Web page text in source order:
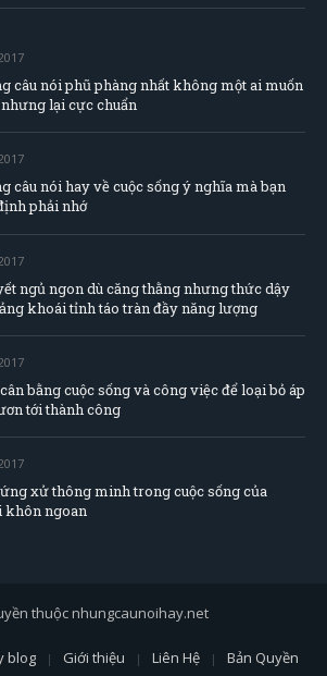
câu nói phũ phàng nhất không một ai muốn
lại cực chuẩn
câu nói hay về cuộc sống ý nghĩa mà bạn
phải nhớ
ngủ ngon dù căng thằng nhưng thức dậy
khoái tỉnh táo tràn đầy năng lượng
bằng cuộc sống và công việc để loại bỏ áp
tới thành công
xử thông minh trong cuộc sống của
khôn ngoan
thuộc nhungcaunoihay.net
blog Giới thiệu Liên Hệ Bản Quyền